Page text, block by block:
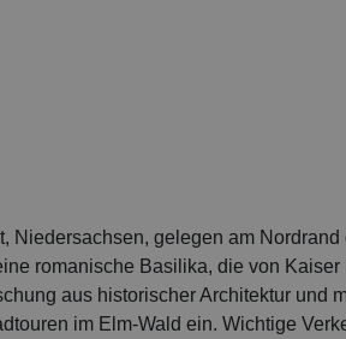
Niedersachsen, gelegen am
romanische Basilika, die von Kaiser
aus historischer Architektur und
im Elm-Wald ein. Wichtige